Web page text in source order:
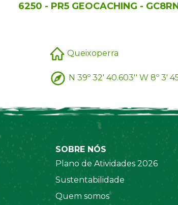
6250 - PR5 GEOCACHING -
Queixoperra
N 39º 32' 40.603'' W 8º 3'
SOBRE NÓS
Plano de Atividades 2026
Sustentabilidade
Quem somos